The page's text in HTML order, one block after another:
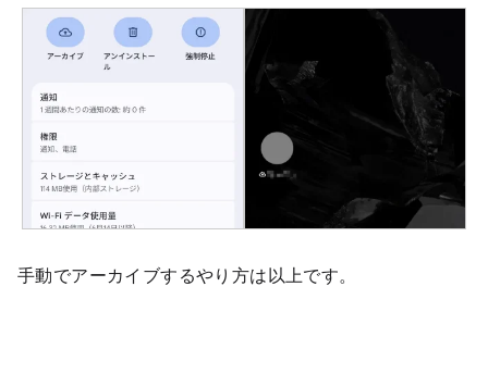
手動でアーカイブするやり方は以上です。